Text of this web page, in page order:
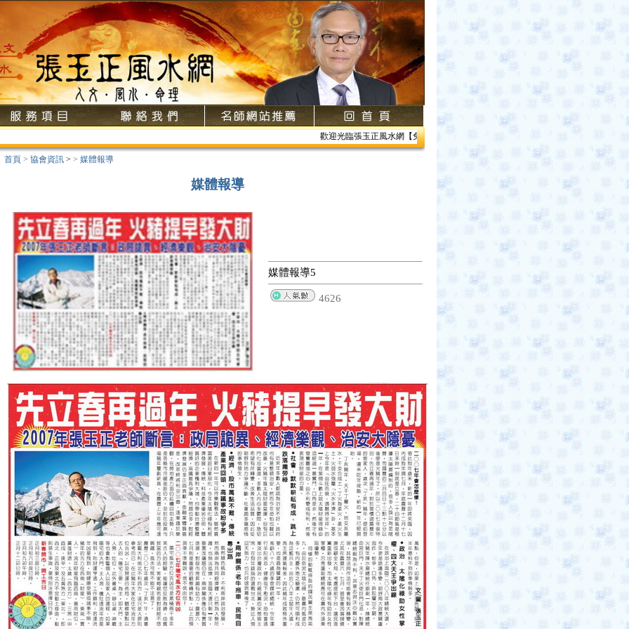
歡迎光臨張玉正風水網【免費網路線上教學】【風水館】1.居家風水2.企業風水3.
首頁 > 協會資訊 > > 媒體報導
媒體報導
媒體報導5
4626